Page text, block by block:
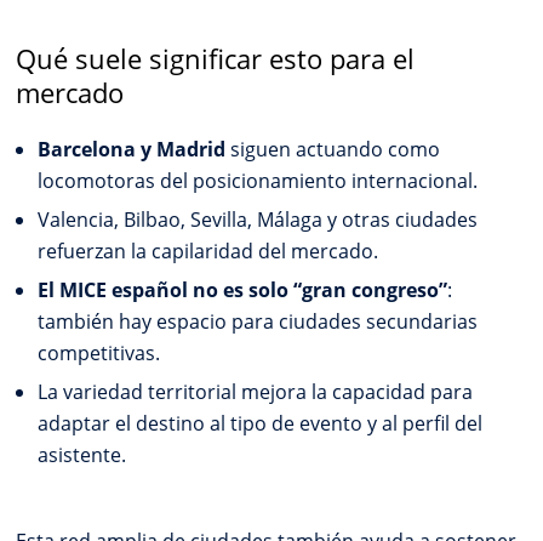
Qué suele significar esto para el
mercado
Barcelona y Madrid siguen actuando como
locomotoras del posicionamiento internacional.
Valencia, Bilbao, Sevilla, Málaga y otras ciudades
refuerzan la capilaridad del mercado.
El MICE español no es solo “gran congreso”:
también hay espacio para ciudades secundarias
competitivas.
La variedad territorial mejora la capacidad para
adaptar el destino al tipo de evento y al perfil del
asistente.